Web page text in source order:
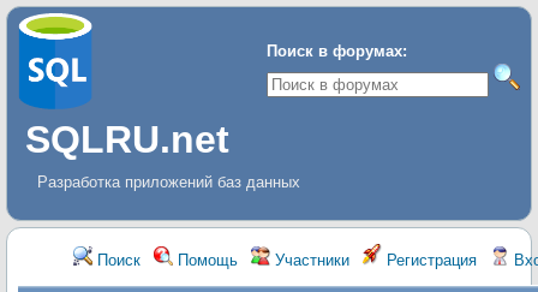
Поиск в форумах:
SQLRU.net
Разработка приложений баз данных
Поиск Помощь Участники Регистрация